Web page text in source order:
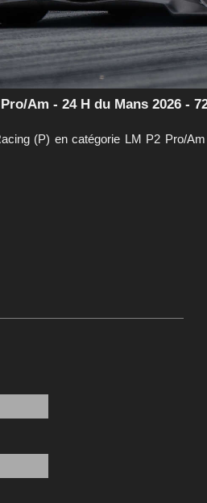
Am - 24 H du Mans 2026 -
(P) en catégorie LM P2 Pro/